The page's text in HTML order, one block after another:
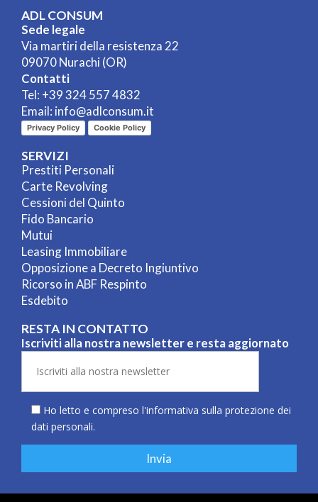
ADL CONSUM
Sede legale
Via martiri della resistenza 22
09070 Nurachi (OR)
Contatti
Tel: +39 324 557 4832
Email: info@adlconsum.it
Privacy Policy Cookie Policy
SERVIZI
Prestiti Personali
Carte Revolving
Cessioni del Quinto
Fido Bancario
Mutui
Leasing Immobiliare
Opposizione a Decreto Ingiuntivo
Ricorso in ABF Respinto
Esdebito
RESTA IN CONTATTO
Iscriviti alla nostra newsletter e resta aggiornato
Ho letto e compreso l'informativa sulla protezione dei
dati personali.